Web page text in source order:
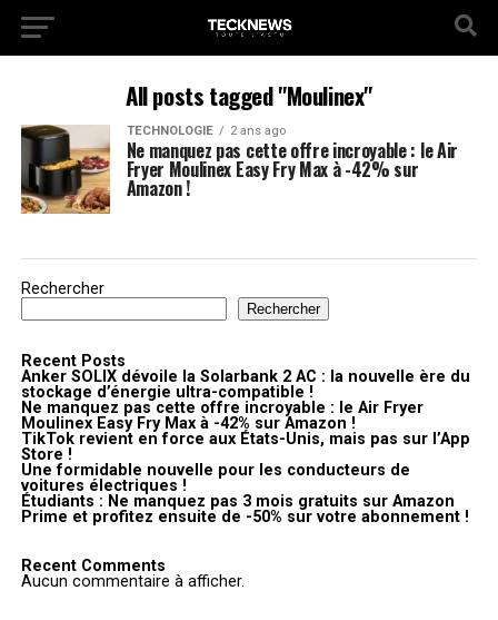
All posts tagged "Moulinex"
TECHNOLOGIE 2 ans ago
Ne manquez pas cette offre incroyable : le Air
Fryer Moulinex Easy Fry Max à -42% sur
Amazon !
Rechercher
Rechercher
Recent Posts
Anker SOLIX dévoile la Solarbank 2 AC : la nouvelle ère du
stockage d’énergie ultra-compatible !
Ne manquez pas cette offre incroyable : le Air Fryer
Moulinex Easy Fry Max à -42% sur Amazon !
TikTok revient en force aux États-Unis, mais pas sur l’App
Store !
Une formidable nouvelle pour les conducteurs de
voitures électriques !
Étudiants : Ne manquez pas 3 mois gratuits sur Amazon
Prime et profitez ensuite de -50% sur votre abonnement !
Recent Comments
Aucun commentaire à afficher.